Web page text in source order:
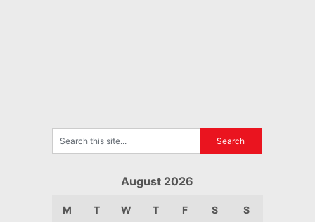
August 2026
M T W T F S S